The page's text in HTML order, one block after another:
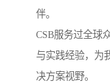
伴。
CSB服务过全球
与实践经验，为
决方案视野。